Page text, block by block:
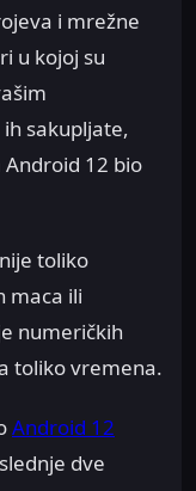
i mrežne
u kojoj su
sakupljate,
12 bio
toliko
maca ili
numeričkih
toliko vremena.
Android 12
dve